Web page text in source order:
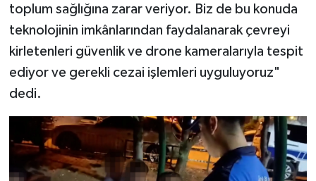
toplum sağlığına zarar veriyor. Biz de bu konuda
teknolojinin imkânlarından faydalanarak çevreyi
kirletenleri güvenlik ve drone kameralarıyla tespit
ediyor ve gerekli cezai işlemleri uyguluyoruz"
dedi.